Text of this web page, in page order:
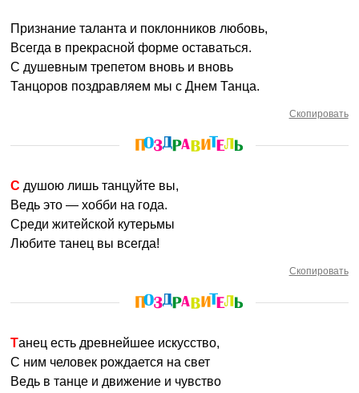
Признание таланта и поклонников любовь,
Всегда в прекрасной форме оставаться.
С душевным трепетом вновь и вновь
Танцоров поздравляем мы с Днем Танца.
Скопировать
С душою лишь танцуйте вы,
Ведь это — хобби на года.
Среди житейской кутерьмы
Любите танец вы всегда!
Скопировать
Танец есть древнейшее искусство,
С ним человек рождается на свет
Ведь в танце и движение и чувство